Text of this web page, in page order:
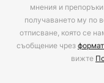
мнения и
получаването му по
отписване, която се
съобщение чрез
вижте